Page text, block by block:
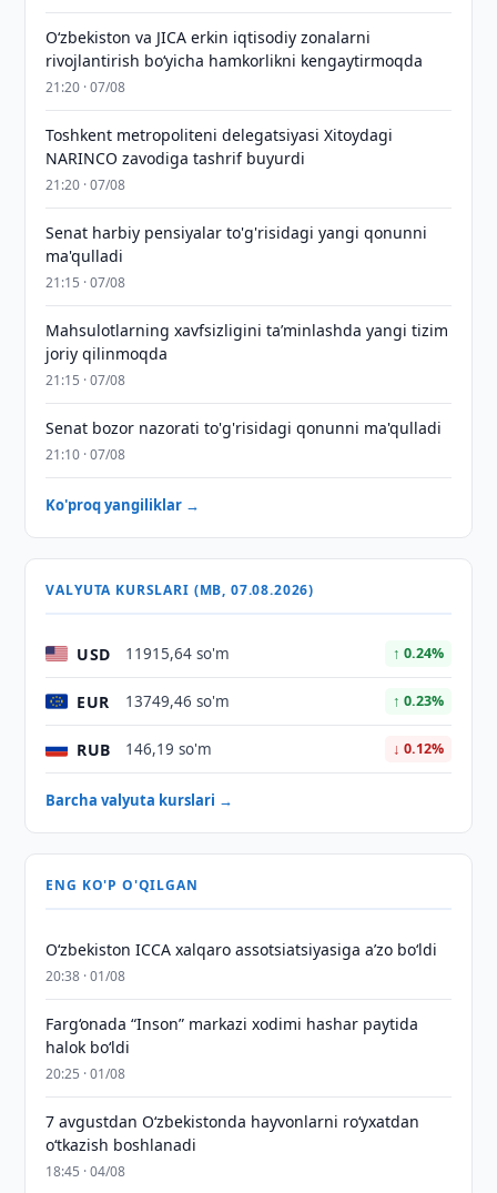
Oʻzbekiston va JICA erkin iqtisodiy zonalarni
rivojlantirish boʻyicha hamkorlikni kengaytirmoqda
21:20 · 07/08
Toshkent metropoliteni delegatsiyasi Xitoydagi
NARINCO zavodiga tashrif buyurdi
21:20 · 07/08
Senat harbiy pensiyalar to'g'risidagi yangi qonunni
ma'qulladi
21:15 · 07/08
Mahsulotlarning xavfsizligini taʼminlashda yangi tizim
joriy qilinmoqda
21:15 · 07/08
Senat bozor nazorati to'g'risidagi qonunni ma'qulladi
21:10 · 07/08
Ko'proq yangiliklar →
VALYUTA KURSLARI (MB, 07.08.2026)
USD 11915,64 so'm ↑ 0.24%
EUR 13749,46 so'm ↑ 0.23%
RUB 146,19 so'm ↓ 0.12%
Barcha valyuta kurslari →
ENG KO'P O'QILGAN
O‘zbekiston ICCA xalqaro assotsiatsiyasiga aʼzo bo‘ldi
20:38 · 01/08
Farg‘onada “Inson” markazi xodimi hashar paytida
halok bo‘ldi
20:25 · 01/08
7 avgustdan O‘zbekistonda hayvonlarni ro‘yxatdan
o‘tkazish boshlanadi
18:45 · 04/08